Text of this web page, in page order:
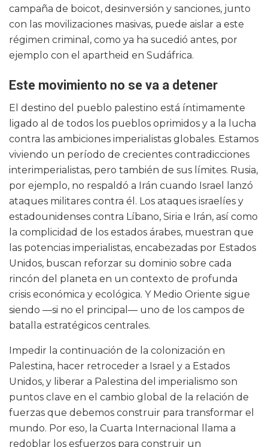
campaña de boicot, desinversión y sanciones, junto
con las movilizaciones masivas, puede aislar a este
régimen criminal, como ya ha sucedió antes, por
ejemplo con el apartheid en Sudáfrica.
Este movimiento no se va a detener
El destino del pueblo palestino está íntimamente
ligado al de todos los pueblos oprimidos y a la lucha
contra las ambiciones imperialistas globales. Estamos
viviendo un período de crecientes contradicciones
interimperialistas, pero también de sus límites. Rusia,
por ejemplo, no respaldó a Irán cuando Israel lanzó
ataques militares contra él. Los ataques israelíes y
estadounidenses contra Líbano, Siria e Irán, así como
la complicidad de los estados árabes, muestran que
las potencias imperialistas, encabezadas por Estados
Unidos, buscan reforzar su dominio sobre cada
rincón del planeta en un contexto de profunda
crisis económica y ecológica. Y Medio Oriente sigue
siendo —si no el principal— uno de los campos de
batalla estratégicos centrales.
Impedir la continuación de la colonización en
Palestina, hacer retroceder a Israel y a Estados
Unidos, y liberar a Palestina del imperialismo son
puntos clave en el cambio global de la relación de
fuerzas que debemos construir para transformar el
mundo. Por eso, la Cuarta Internacional llama a
redoblar los esfuerzos para construir un